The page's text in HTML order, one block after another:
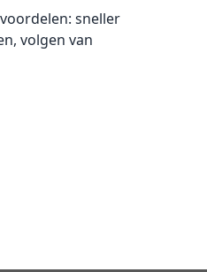
sneller
volgen van